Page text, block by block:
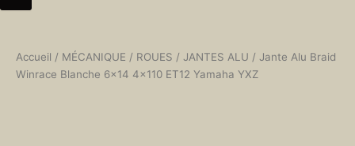
Accueil / MÉCANIQUE / ROUES / JANTES ALU / Jante Alu Braid
Winrace Blanche 6×14 4×110 ET12 Yamaha YXZ